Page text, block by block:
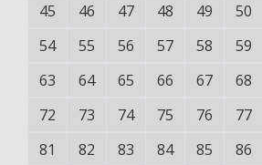
45
46 47 48 49 50
54
55 56 57 58 59
63
64 65 66 67 68
72
73 74 75 76 77
81
82 83 84 85 86